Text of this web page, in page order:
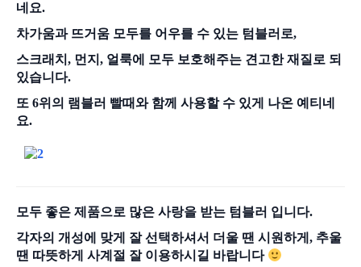
네요.
차가움과 뜨거움 모두를 어우를 수 있는 텀블러로,
스크래치, 먼지, 얼룩에 모두 보호해주는 견고한 재질로 되
있습니다.
또 6위의 램블러 빨때와 함께 사용할 수 있게 나온 예티네
요.
모두 좋은 제품으로 많은 사랑을 받는 텀블러 입니다.
각자의 개성에 맞게 잘 선택하셔서 더울 땐 시원하게, 추울
땐 따뜻하게 사계절 잘 이용하시길 바랍니다